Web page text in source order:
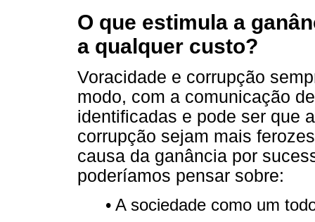
O que estimula a
a qualquer custo?
Voracidade e corrupção
modo, com a comunicação
identificadas e pode ser que
corrupção sejam mais
causa da ganância por
poderíamos pensar sobre:
• A sociedade como um